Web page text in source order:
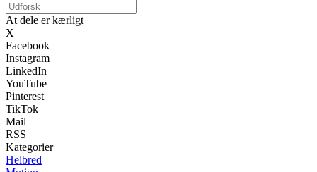
At dele er kærligt
X
Facebook
Instagram
LinkedIn
YouTube
Pinterest
TikTok
Mail
RSS
Kategorier
Helbred